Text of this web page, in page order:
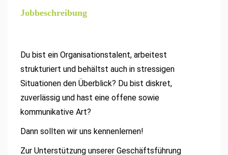
Jobbeschreibung
Du bist ein Organisationstalent, arbeitest
strukturiert und behältst auch in stressigen
Situationen den Überblick? Du bist diskret,
zuverlässig und hast eine offene sowie
kommunikative Art?
Dann sollten wir uns kennenlernen!
Zur Unterstützung unserer Geschäftsführung